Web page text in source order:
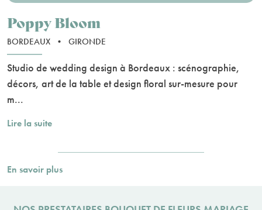
Poppy Bloom
BORDEAUX • GIRONDE
Studio de wedding design à Bordeaux : scénographie,
décors, art de la table et design floral sur-mesure pour
m...
Lire la suite
En savoir plus